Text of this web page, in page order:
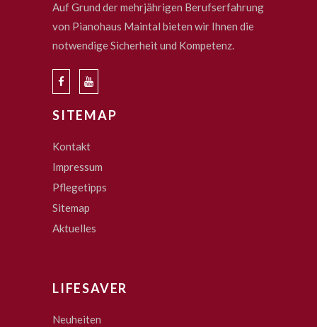
Auf Grund der mehrjährigen Berufserfahrung
von Pianohaus Maintal bieten wir Ihnen die
notwendige Sicherheit und Kompetenz.
SITEMAP
Kontakt
Impressum
Pflegetipps
Sitemap
Aktuelles
LIFESAVER
Neuheiten